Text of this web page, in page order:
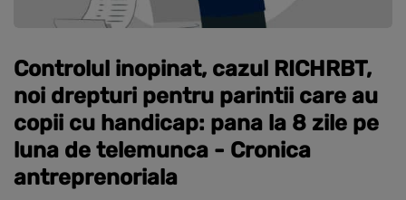
Controlul inopinat, cazul RICHRBT,
noi drepturi pentru parintii care au
copii cu handicap: pana la 8 zile pe
luna de telemunca - Cronica
antreprenoriala